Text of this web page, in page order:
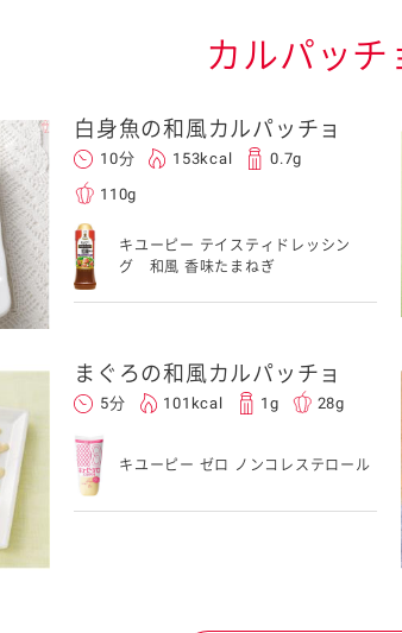
カルパッチ
白身魚の和風カルパッチョ
10分 153kcal
0.7g
110g
キユーピー テイスティドレッシン
グ 和風 香味たまねぎ
まぐろの和風カルパッチョ
5分 101kcal 1g 28g
キユーピー ゼロ ノンコレステロール